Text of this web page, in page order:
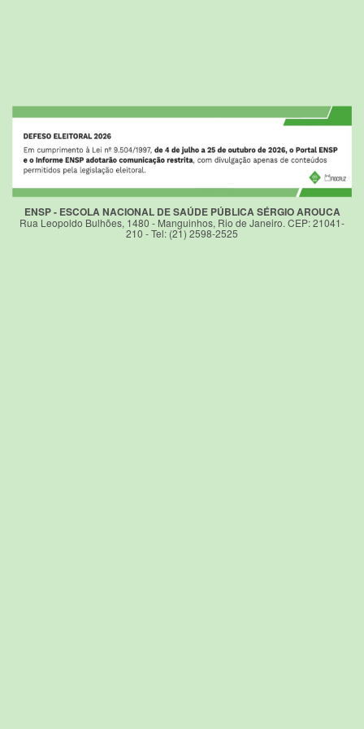
ENSP - ESCOLA NACIONAL DE SAÚDE PÚBLICA SÉRGIO AROUCA
Rua Leopoldo Bulhões, 1480 - Manguinhos, Rio de Janeiro. CEP: 21041-
210 - Tel: (21) 2598-2525